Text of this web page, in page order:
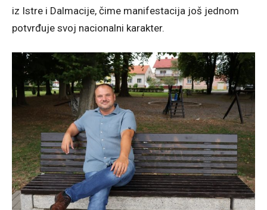
iz Istre i Dalmacije, čime manifestacija još jednom
potvrđuje svoj nacionalni karakter.